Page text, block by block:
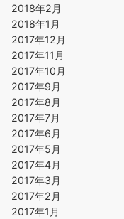
2018年2月
2018年1月
2017年12月
2017年11月
2017年10月
2017年9月
2017年8月
2017年7月
2017年6月
2017年5月
2017年4月
2017年3月
2017年2月
2017年1月